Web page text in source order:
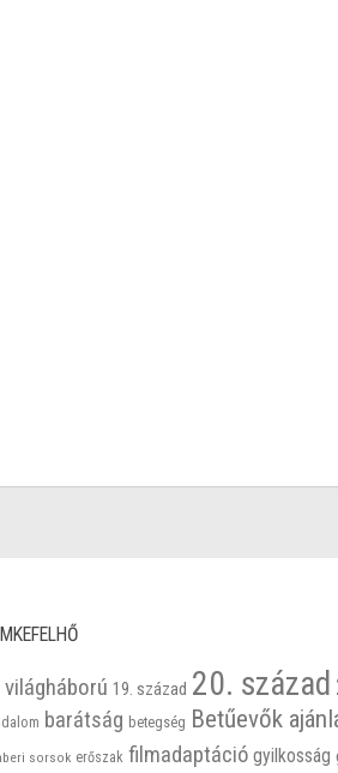
világháború 19. század 20. század
barátság betegség Betűevők
sorsok erőszak filmadaptáció gyilkosság